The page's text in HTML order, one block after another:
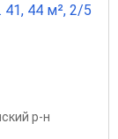
41, 44 м², 2/5
р-н